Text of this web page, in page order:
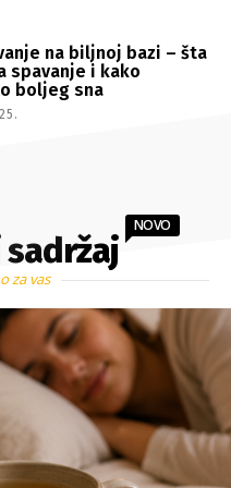
na biljnoj bazi – šta
spavanje i kako
boljeg sna
NOVO
za vas